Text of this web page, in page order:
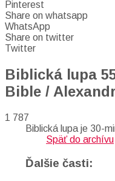
Pinterest
Share on whatsapp
WhatsApp
Share on twitter
Twitter
Biblická lupa
Bible /
1 787
Biblická lupa je 30-
Späť do archívu
Ďalšie časti: